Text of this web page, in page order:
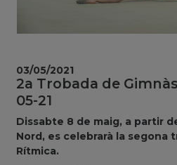
2a Trobada de
05-21
Dissabte 8 de maig, a partir
Nord, es celebrarà la segona
Rítmica.
03/05/2021